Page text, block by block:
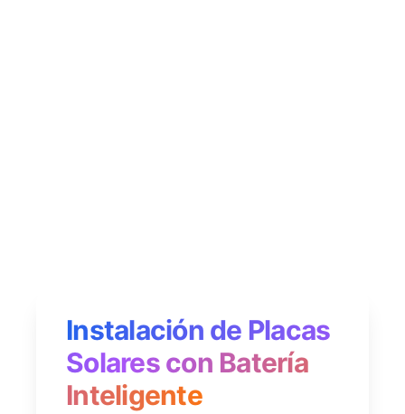
Instalación de Placas
Solares con Batería
Inteligente